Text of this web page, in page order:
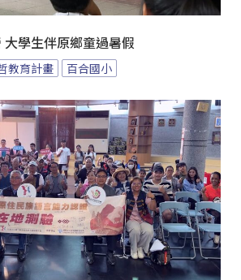
學生伴原鄉童過暑假
教育計畫 百合國小